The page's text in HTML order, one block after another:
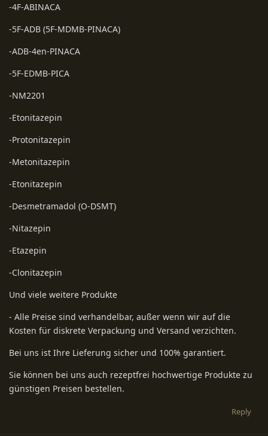
-4F-ABINACA
-5F-ADB (5F-MDMB-PINACA)
-ADB-4en-PINACA
-5F-EDMB-PICA
-NM2201
-Etonitazepin
-Protonitazepin
-Metonitazepin
-Etonitazepin
-Desmetramadol (O-DSMT)
-Nitazepin
-Etazepin
-Clonitazepin
Und viele weitere Produkte
- Alle Preise sind verhandelbar, außer wenn wir auf die
Kosten für diskrete Verpackung und Versand verzichten.
Bei uns ist Ihre Lieferung sicher und 100% garantiert.
Sie können bei uns auch rezeptfrei hochwertige Produkte zu
günstigen Preisen bestellen.
Reply